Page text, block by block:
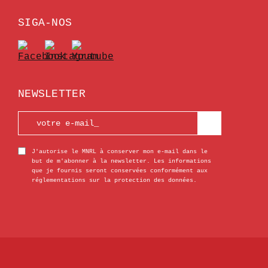
SIGA-NOS
NEWSLETTER
J'autorise le MNRL à conserver mon e-mail dans le
but de m'abonner à la newsletter. Les informations
que je fournis seront conservées conformément aux
réglementations sur la protection des données.